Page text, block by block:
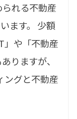
れる不動産
ます。 少額
」や「不動産
りますが、
ングと不動産